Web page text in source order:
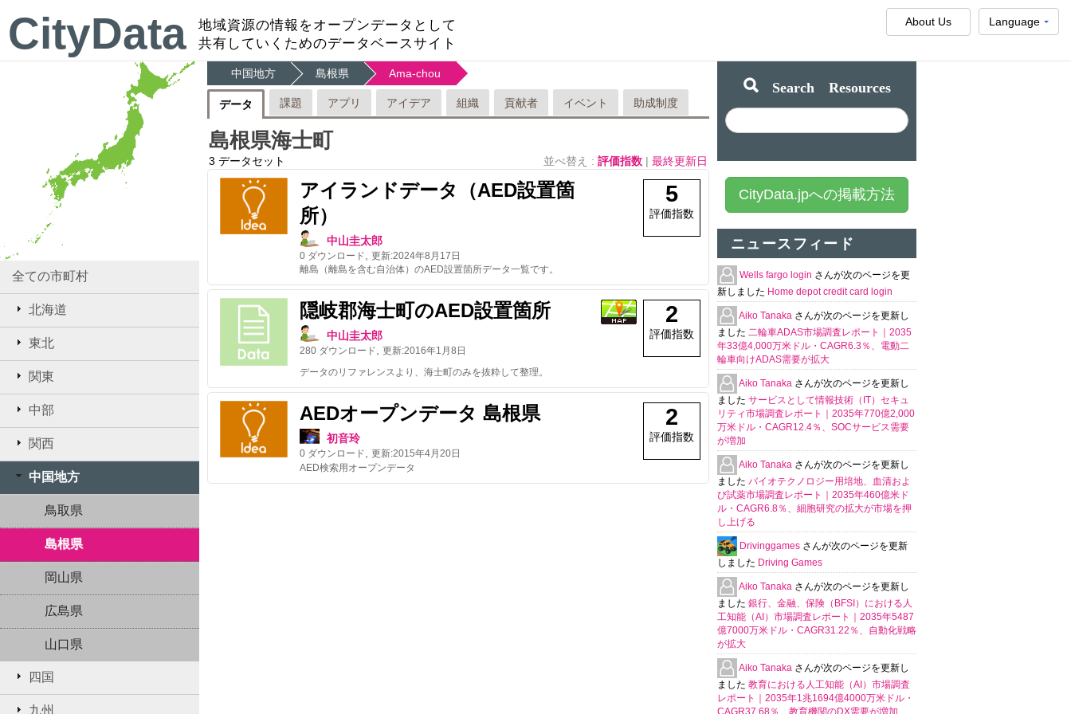
CityData
地域資源の情報をオープンデータとして
共有していくためのデータベースサイト
Language
About Us
全ての市町村
北海道
東北
関東
中部
関西
中国地方
鳥取県
島根県
岡山県
広島県
山口県
四国
九州
中国地方 島根県 Ama-chou
データ 課題 アプリ アイデア 組織 貢献者 イベント 助成制度
島根県海士町
3 データセット 並べ替え : 評価指数 | 最終更新日
アイランドデータ（AED設置箇
所）
中山圭太郎
0 ダウンロード 更新:2024年8月17日
5
評価指数
離島（離島を含む自治体）のAED設置箇所データ一覧です。
隠岐郡海士町のAED設置箇所
中山圭太郎
280 ダウンロード 更新:2016年1月8日
2
評価指数
データのリファレンスより、海士町のみを抜粋して整理。
AEDオープンデータ 島根県
初音玲
0 ダウンロード 更新:2015年4月20日
2
評価指数
AED検索用オープンデータ
Search Resources
CityData.jpへの掲載方法
ニュースフィード
Wells fargo login さんが次のページを更
新しました Home depot credit card login
Aiko Tanaka さんが次のページを更新し
ました 二輪車ADAS市場調査レポート｜2035
年33億4,000万米ドル・CAGR6.3％、電動二
輪車向けADAS需要が拡大
Aiko Tanaka さんが次のページを更新し
ました サービスとして情報技術（IT）セキュ
リティ市場調査レポート｜2035年770億2,000
万米ドル・CAGR12.4％、SOCサービス需要
が増加
Aiko Tanaka さんが次のページを更新し
ました バイオテクノロジー用培地、血清およ
び試薬市場調査レポート｜2035年460億米ド
ル・CAGR6.8％、細胞研究の拡大が市場を押
し上げる
Drivinggames さんが次のページを更新
しました Driving Games
Aiko Tanaka さんが次のページを更新し
ました 銀行、金融、保険（BFSI）における人
工知能（AI）市場調査レポート｜2035年5487
億7000万米ドル・CAGR31.22％、自動化戦略
が拡大
Aiko Tanaka さんが次のページを更新し
ました 教育における人工知能（AI）市場調査
レポート｜2035年1兆1694億4000万米ドル・
CAGR37.68％、教育機関のDX需要が増加